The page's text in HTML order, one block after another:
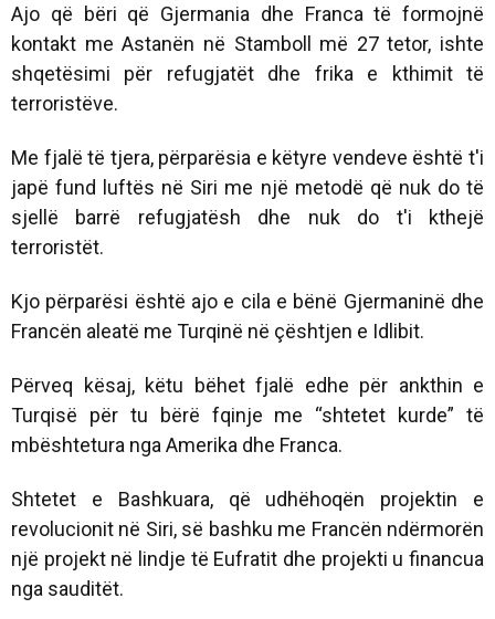
Ajo që bëri që Gjermania dhe Franca të formojnë
kontakt me Astanën në Stamboll më 27 tetor, ishte
shqetësimi për refugjatët dhe frika e kthimit të
terroristëve.
Me fjalë të tjera, përparësia e këtyre vendeve është t'i
japë fund luftës në Siri me një metodë që nuk do të
sjellë barrë refugjatësh dhe nuk do t'i kthejë
terroristët.
Kjo përparësi është ajo e cila e bënë Gjermaninë dhe
Francën aleatë me Turqinë në çështjen e Idlibit.
Përveq kësaj, këtu bëhet fjalë edhe për ankthin e
Turqisë për tu bërë fqinje me “shtetet kurde” të
mbështetura nga Amerika dhe Franca.
Shtetet e Bashkuara, që udhëhoqën projektin e
revolucionit në Siri, së bashku me Francën ndërmorën
një projekt në lindje të Eufratit dhe projekti u financua
nga sauditët.